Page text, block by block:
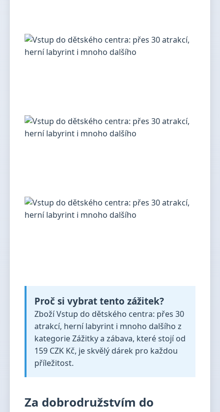
Proč si vybrat tento zážitek?
Zboží Vstup do dětského centra: přes 30
atrakcí, herní labyrint i mnoho dalšího z
kategorie Zážitky a zábava, které stojí od
159 CZK Kč, je skvělý dárek pro každou
příležitost.
Za dobrodružstvím do